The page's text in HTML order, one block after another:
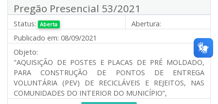
Pregão Presencial 53/2021
Status: Aberta
Abertura:
Publicado em: 08/09/2021
Objeto:
"AQUISIÇÃO DE POSTES E PLACAS DE PRÉ MOLDADO,
PARA CONSTRUÇÃO DE PONTOS DE ENTREGA
VOLUNTÁRIA (PEV) DE RECICLÁVEIS E REJEITOS, NAS
COMUNIDADES DO INTERIOR DO MUNICÍPIO”,